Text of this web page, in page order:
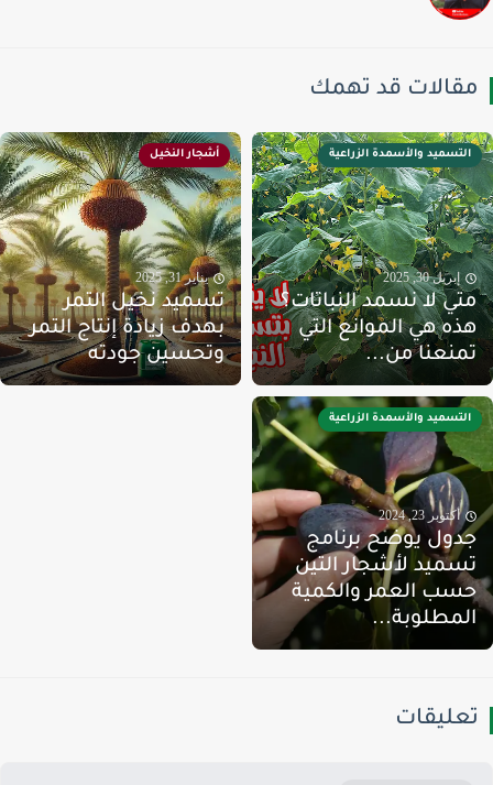
قد تهمك
التسميد والأسمدة الزراعية
إبريل 30, 2025
لا نسمد النباتات؟
هي الموانع التي
من...
أشجار النخيل
يناير 31, 2025
تسميد نخيل التمر
بهدف زيادة إنتاج التمر
وتحسين جودته
التسميد والأسمدة الزراعية
أكتوبر 23, 2024
يوضح برنامج
لأشجار التين
العمر والكمية